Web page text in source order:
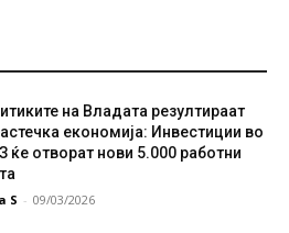
на Владата резултираат
економија: Инвестиции во
ќе отворат нови 5.000 работни
S - 09/03/2026